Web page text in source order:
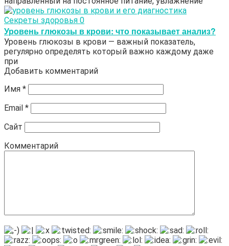
Секреты здоровья 0
Уровень глюкозы в крови: что показывает анализ?
Уровень глюкозы в крови — важный показатель,
регулярно определять который важно каждому даже
при
Добавить комментарий
Имя *
Email *
Сайт
Комментарий